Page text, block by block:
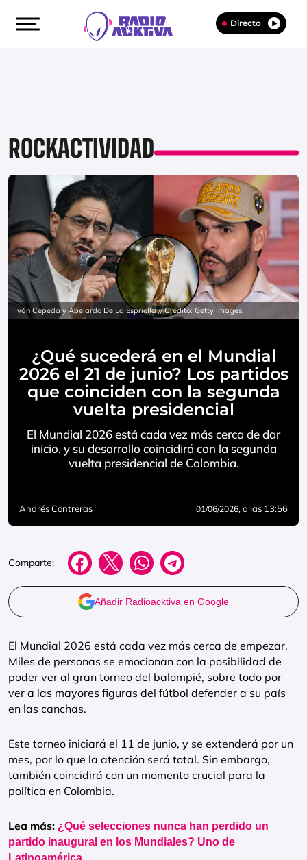
Directo
ROCKACTIVIDAD
Iván Cepeda y Abelardo De La Espriella // Crédito: Getty Images.
¿Qué sucederá en el Mundial
2026 el 21 de junio? Los partidos
que coinciden con la segunda
vuelta presidencial
El Mundial 2026 está cada vez más cerca de dar
inicio, y su desarrollo coincidirá con la segunda
vuelta presidencial de Colombia.
Andrés Contreras 01/06/2026, a las 13:56
Comparte:
Añadir Radioacktiva en Google
El Mundial 2026 está cada vez más cerca de empezar.
Miles de personas se emocionan con la posibilidad de
poder ver al gran torneo del balompié, sobre todo por
ver a las mayores figuras del fútbol defender a su país
en las canchas.
Este torneo iniciará el 11 de junio, y se extenderá por un
mes, por lo que la atención será total. Sin embargo,
también coincidirá con un momento crucial para la
política en Colombia.
Lea más: ¿Qué selecciones nunca han perdido un
partido inaugural en los Mundiales? Uno de
Latinoamérica